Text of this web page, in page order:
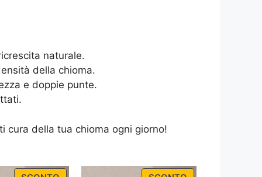
naturale.
della chioma.
e doppie punte.
cura della tua chioma ogni giorno!